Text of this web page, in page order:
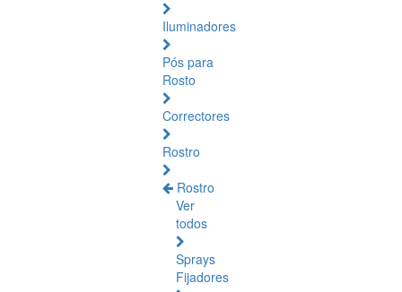
Iluminadores
Pós para
Rosto
Correctores
Rostro
Rostro
Ver
todos
Sprays
Fijadores